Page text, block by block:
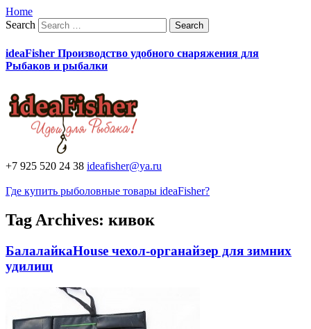
Home
Search
ideaFisher Производство удобного снаряжения для
Рыбаков и рыбалки
+7 925 520 24 38 ideafisher@ya.ru
Где купить рыболовные товары ideaFisher?
Tag Archives: кивок
БалалайкаHouse чехол-органайзер для зимних
удилищ